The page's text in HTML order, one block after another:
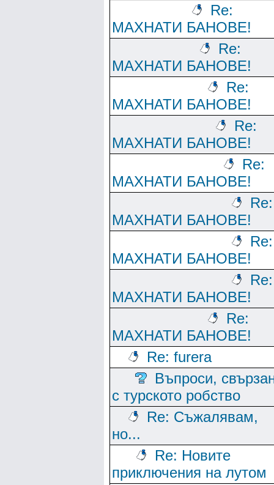
Re:
МАХНАТИ БАНОВЕ!
Re:
МАХНАТИ БАНОВЕ!
Re:
МАХНАТИ БАНОВЕ!
Re:
МАХНАТИ БАНОВЕ!
Re:
МАХНАТИ БАНОВЕ!
Re:
МАХНАТИ БАНОВЕ!
Re:
МАХНАТИ БАНОВЕ!
Re:
МАХНАТИ БАНОВЕ!
Re:
МАХНАТИ БАНОВЕ!
Re: furera
Въпроси,
с турското робство
Re: Съжалявам,
но...
Re: Новите
приключения на лутом